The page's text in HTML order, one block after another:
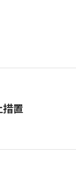
措置